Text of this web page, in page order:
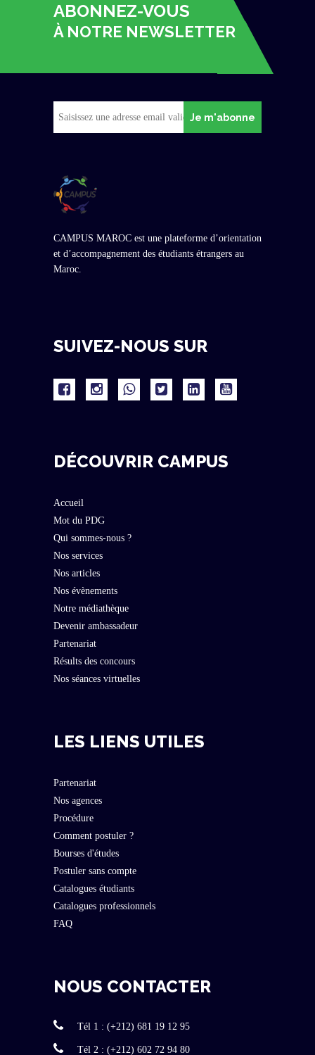
ABONNEZ-VOUS
À NOTRE NEWSLETTER
Je m'abonne
CAMPUS MAROC est une plateforme d’orientation
et d’accompagnement des étudiants étrangers au
Maroc.
SUIVEZ-NOUS SUR
DÉCOUVRIR CAMPUS
Accueil
Mot du PDG
Qui sommes-nous ?
Nos services
Nos articles
Nos évènements
Notre médiathèque
Devenir ambassadeur
Partenariat
Résults des concours
Nos séances virtuelles
LES LIENS UTILES
Partenariat
Nos agences
Procédure
Comment postuler ?
Bourses d'études
Postuler sans compte
Catalogues étudiants
Catalogues professionnels
FAQ
NOUS CONTACTER
Tél 1 : (+212) 681 19 12 95
Tél 2 : (+212) 602 72 94 80